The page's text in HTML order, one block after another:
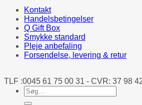
Kontakt
Handelsbetingelser
Q Gift Box
Smykke standard
Pleje anbefaling
Forsendelse, levering & retur
TLF :0045 61 75 00 31 - CVR: 37 98
Søg
efter: